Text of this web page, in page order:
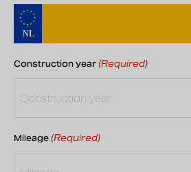
Construction year (Required)
Mileage (Required)